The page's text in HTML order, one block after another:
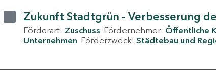
Zukunft Stadtgrün - Verbesserung
Förderart: Zuschuss Fördernehmer: Öffentliche
Unternehmen Förderzweck: Städtebau und